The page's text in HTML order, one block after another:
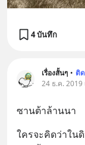
4 บันทึก
เรื่องสั้นๆ • ติ
24 ธ.ค. 2019
ซานต้าล้านนา
ใครจะคิดว่าใน